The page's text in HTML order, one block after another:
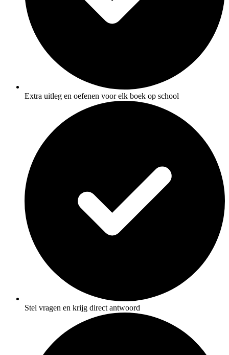
Extra uitleg en oefenen voor elk boek op school
Stel vragen en krijg direct antwoord